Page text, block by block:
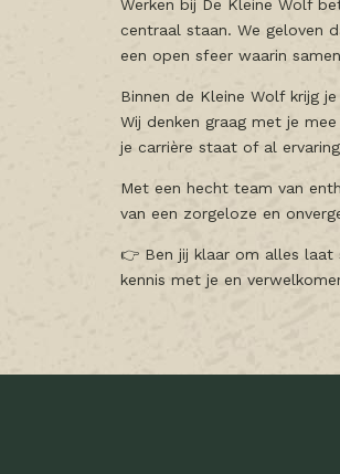
Werken bij De Kleine Wolf
centraal staan. We geloven
een open sfeer waarin
Binnen de Kleine Wolf krijg
Wij denken graag met je
je carrière staat of al
Met een hecht team van
van een zorgeloze en
👉 Ben jij klaar om alles laat
kennis met je en